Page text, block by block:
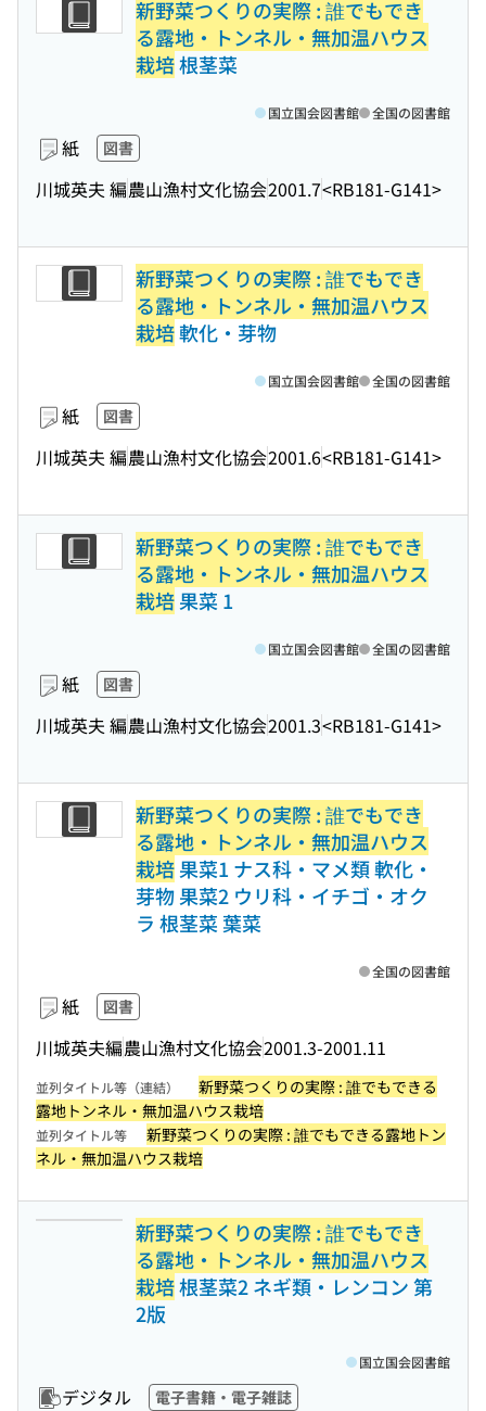
新野菜つくりの実際 : 誰でもでき
る露地・トンネル・無加温ハウス
栽培根茎菜
紙 図書
川城英夫 編農山漁村文化協会2001.7<RB181-G141>
国立国会図書館 全国の図書館
新野菜つくりの実際 : 誰でもでき
る露地・トンネル・無加温ハウス
栽培軟化・芽物
紙 図書
川城英夫 編農山漁村文化協会2001.6<RB181-G141>
国立国会図書館 全国の図書館
新野菜つくりの実際 : 誰でもでき
る露地・トンネル・無加温ハウス
栽培果菜 1
紙 図書
川城英夫 編農山漁村文化協会2001.3<RB181-G141>
国立国会図書館 全国の図書館
新野菜つくりの実際 : 誰でもでき
る露地・トンネル・無加温ハウス
栽培果菜1 ナス科・マメ類 軟化・
芽物 果菜2 ウリ科・イチゴ・オク
ラ 根茎菜 葉菜
紙 図書
川城英夫編農山漁村文化協会2001.3-2001.11
全国の図書館
並列タイトル等（連結）
新野菜つくりの実際 : 誰でもできる
露地トンネル・無加温ハウス栽培
並列タイトル等
新野菜つくりの実際 : 誰でもできる露地トン
ネル・無加温ハウス栽培
新野菜つくりの実際 : 誰でもでき
る露地・トンネル・無加温ハウス
栽培根茎菜2 ネギ類・レンコン 第
2版
デジタル
電子書籍・電子雑誌
国立国会図書館